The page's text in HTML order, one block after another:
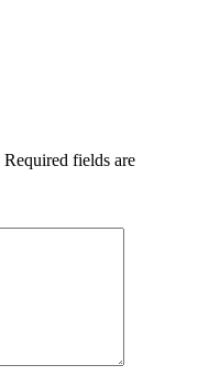
Required fields are